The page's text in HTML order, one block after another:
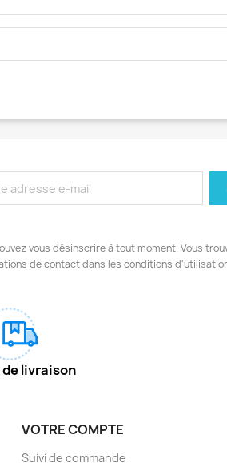
vous désinscrire à tout moment. Vous
de contact dans les conditions
livraison
VOTRE COMPTE
Suivi de commande